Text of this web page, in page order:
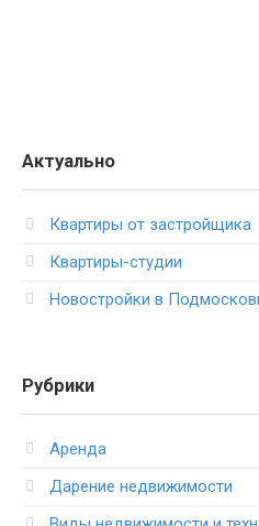
Актуально
Квартиры от застройщика
Квартиры-студии
Новостройки в
Рубрики
Аренда
Дарение недвижимости